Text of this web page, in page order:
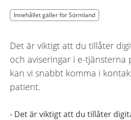
Innehållet gäller för Sörmland
Innehållet gäller för Sörmland
Det är viktigt att du tillåter
och aviseringar i e-tjänsterna
kan vi snabbt komma i
patient.
- Det är viktigt att du tillåter